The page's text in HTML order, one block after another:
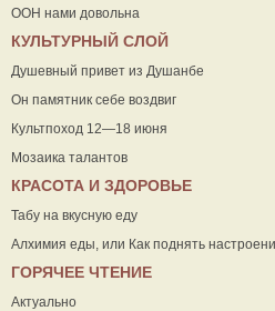
ООН нами довольна
КУЛЬТУРНЫЙ СЛОЙ
Душевный привет из Душанбе
Он памятник себе воздвиг
Культпоход 12—18 июня
Мозаика талантов
КРАСОТА И ЗДОРОВЬЕ
Табу на вкусную еду
Алхимия еды, или Как поднять
ГОРЯЧЕЕ ЧТЕНИЕ
Актуально